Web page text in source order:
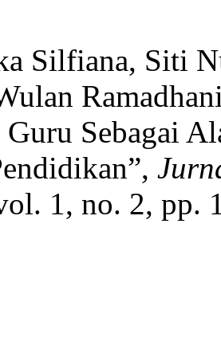
Silfiana, Siti
Guru Sebagai
1, no. 2, pp.